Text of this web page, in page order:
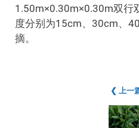
1.50m×0.30m×0.30m双行
度分别为15cm、30cm、
摘。
❮ 上一